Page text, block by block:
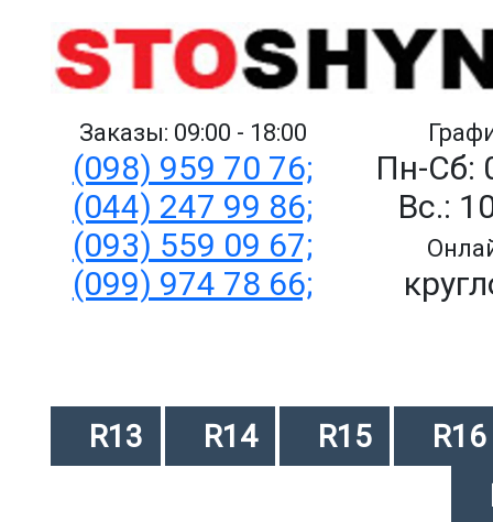
Заказы: 09:00 - 18:00
(098) 959 70 76;
(044) 247 99 86;
(093) 559 09 67;
(099) 974 78 66;
Пн-Сб:
Вс.:
R13 R14 R15
R16